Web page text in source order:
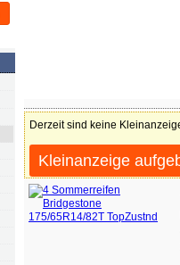
Derzeit sind keine
Kleinanzeige